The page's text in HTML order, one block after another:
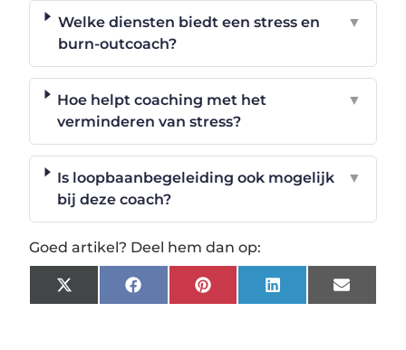
Welke diensten biedt een stress en
burn-outcoach?
▼
Hoe helpt coaching met het
verminderen van stress?
▼
Is loopbaanbegeleiding ook mogelijk
bij deze coach?
▼
Goed artikel? Deel hem dan op:
X
(Twitter)
FacebookPinterestLinkedInEmail